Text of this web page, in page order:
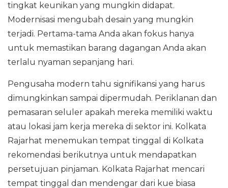
tingkat keunikan yang mungkin didapat.
Modernisasi mengubah desain yang mungkin
terjadi. Pertama-tama Anda akan fokus hanya
untuk memastikan barang dagangan Anda akan
terlalu nyaman sepanjang hari.
Pengusaha modern tahu signifikansi yang harus
dimungkinkan sampai dipermudah. Periklanan dan
pemasaran seluler apakah mereka memiliki waktu
atau lokasi jam kerja mereka di sektor ini. Kolkata
Rajarhat menemukan tempat tinggal di Kolkata
rekomendasi berikutnya untuk mendapatkan
persetujuan pinjaman. Kolkata Rajarhat mencari
tempat tinggal dan mendengar dari kue biasa